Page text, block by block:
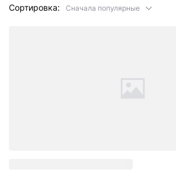
Сортировка: Сначала популярные